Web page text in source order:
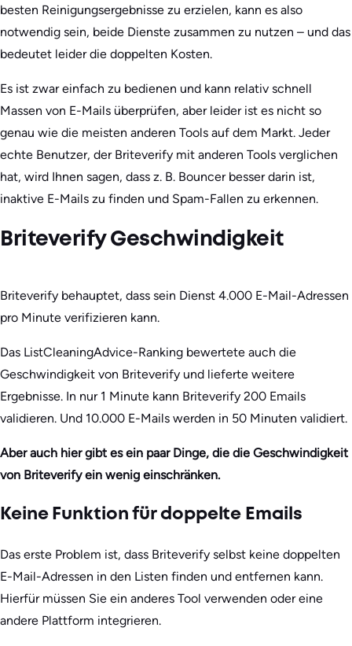
besten Reinigungsergebnisse zu erzielen, kann es also
notwendig sein, beide Dienste zusammen zu nutzen – und das
bedeutet leider die doppelten Kosten.
Es ist zwar einfach zu bedienen und kann relativ schnell
Massen von E-Mails überprüfen, aber leider ist es nicht so
genau wie die meisten anderen Tools auf dem Markt. Jeder
echte Benutzer, der Briteverify mit anderen Tools verglichen
hat, wird Ihnen sagen, dass z. B. Bouncer besser darin ist,
inaktive E-Mails zu finden und Spam-Fallen zu erkennen.
Briteverify Geschwindigkeit
Briteverify behauptet, dass sein Dienst 4.000 E-Mail-Adressen
pro Minute verifizieren kann.
Das ListCleaningAdvice-Ranking bewertete auch die
Geschwindigkeit von Briteverify und lieferte weitere
Ergebnisse. In nur 1 Minute kann Briteverify 200 Emails
validieren. Und 10.000 E-Mails werden in 50 Minuten validiert.
Aber auch hier gibt es ein paar Dinge, die die Geschwindigkeit
von Briteverify ein wenig einschränken.
Keine Funktion für doppelte Emails
Das erste Problem ist, dass Briteverify selbst keine doppelten
E-Mail-Adressen in den Listen finden und entfernen kann.
Hierfür müssen Sie ein anderes Tool verwenden oder eine
andere Plattform integrieren.